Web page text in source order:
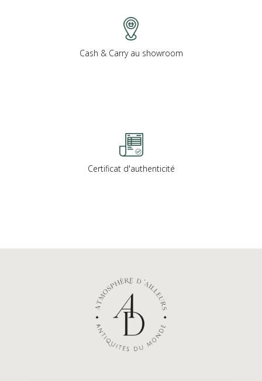
Cash & Carry au showroom
Certificat d'authenticité